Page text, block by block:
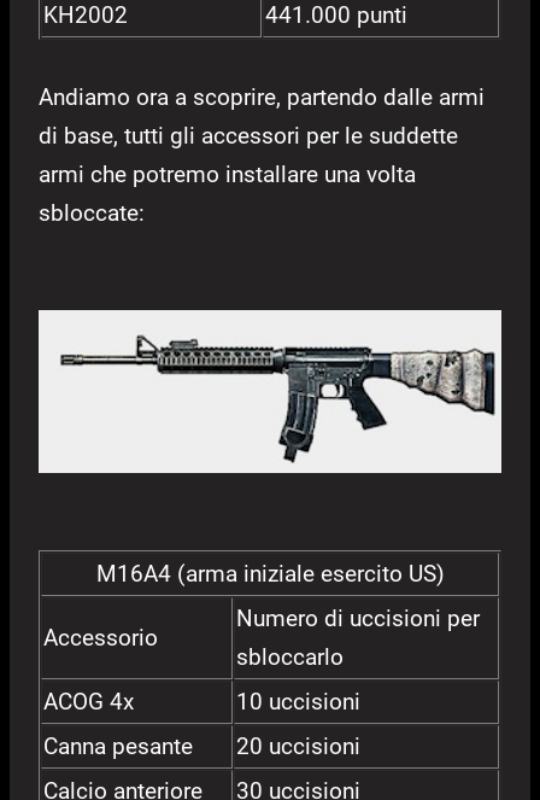
KH2002
441.000 punti
Andiamo ora a scoprire, partendo dalle armi
di base, tutti gli accessori per le suddette
armi che potremo installare una volta
sbloccate:
M16A4 (arma iniziale esercito US)
Accessorio
Numero di uccisioni per
sbloccarlo
ACOG 4x
10 uccisioni
Canna pesante
20 uccisioni
Calcio anteriore
30 uccisioni